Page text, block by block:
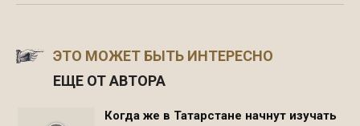
ЭТО МОЖЕТ БЫТЬ ИНТЕРЕСНО
ЕЩЕ ОТ АВТОРА
Когда же в Татарстане начнут изучать